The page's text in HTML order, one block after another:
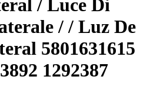
/ Luce Di
/ / Luz De
5801631615
1292387